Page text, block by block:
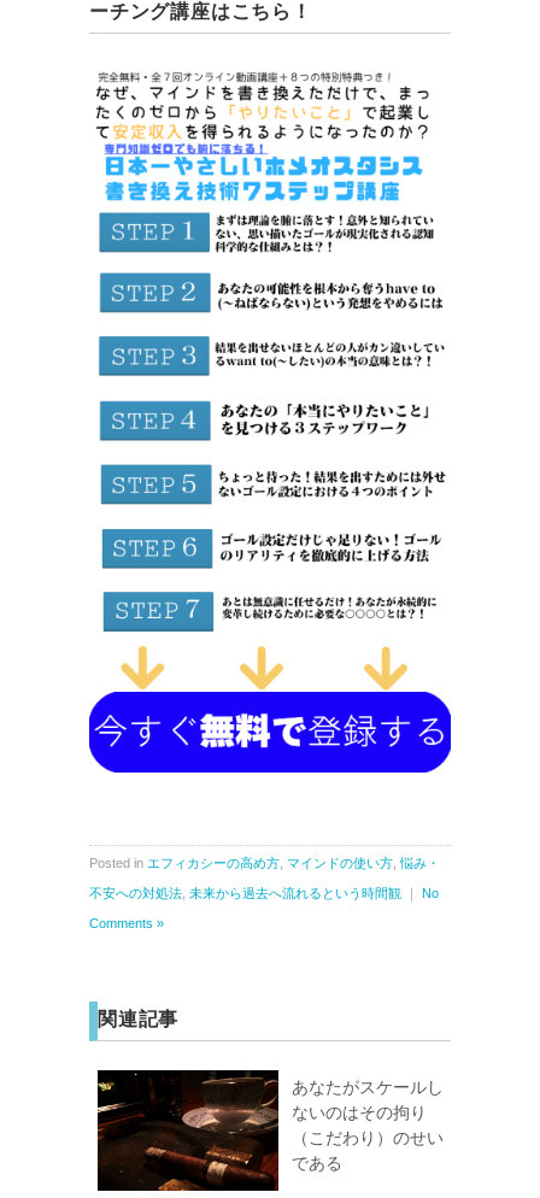
ーチング講座はこちら！
Posted in エフィカシーの高め方 マインドの使い方 ,悩み・
不安への対処法 未来から過去へ流れるという時間観 ｜ No
Comments »
関連記事
あなたがスケールし
ないのはその拘り
（こだわり）のせい
である